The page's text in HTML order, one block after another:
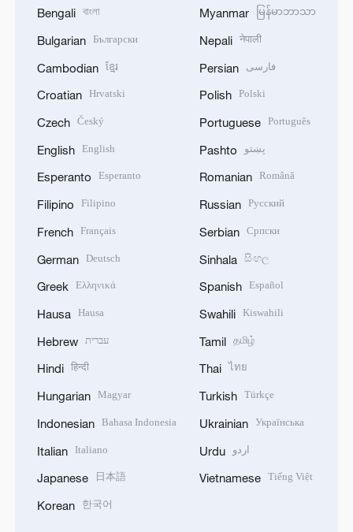
Bengali বাংলা
Bulgarian Български
Cambodian ខ្មែរ
Croatian Hrvatski
Czech Český
English English
Esperanto Esperanto
Filipino Filipino
French Français
German Deutsch
Greek Ελληνικά
Hausa Hausa
Hebrew עברית
Hindi हिन्दी
Hungarian Magyar
Indonesian Bahasa Indonesia
Italian Italiano
Japanese 日本語
Korean 한국어
Myanmar မြန်မာဘာသာ
Nepali नेपाली
Persian فارسی
Polish Polski
Portuguese Português
Pashto پښتو
Romanian Română
Russian Русский
Serbian Српски
Sinhala සිංහල
Spanish Español
Swahili Kiswahili
Tamil தமிழ்
Thai ไทย
Turkish Türkçe
Ukrainian Українська
Urdu اردو
Vietnamese Tiếng Việt